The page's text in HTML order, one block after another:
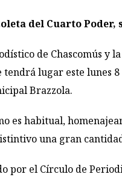
del Cuarto Poder,
de Chascomús y
lugar este lunes
Brazzola.
es habitual,
una gran
por el Círculo de